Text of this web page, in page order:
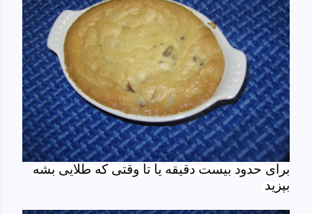
برای حدود بیست دقیقه یا تا وقتی که طلایی بشه
بپزید